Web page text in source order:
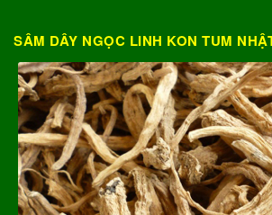
SÂM DÂY NGỌC LINH KON TUM